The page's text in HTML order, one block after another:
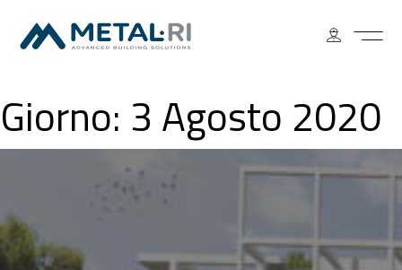
Giorno: 3 Agosto 2020